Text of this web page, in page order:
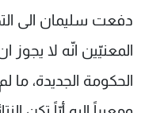
دفعت سليمان الى
المعنيّين انّه لا
الحكومة الجديدة،